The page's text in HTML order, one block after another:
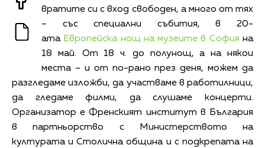
вратите си с вход свободен, а много от тях
– със специални събития, в 20-
ата Европейска нощ на музеите в София на
18 май. От 18 ч. до полунощ, а на някои
места – и от по-рано през деня, можем да
разгледаме изложби, да участваме в работилници,
да гледаме филми, да слушаме концерти.
Организатор е Френският институт в България
в партньорство с Министерството на
културата и Столична община и с подкрепата на